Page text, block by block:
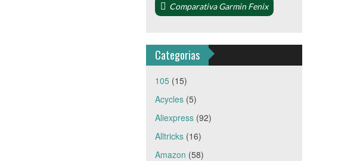
Comparativa Garmin Fenix
Categorias
105(15)
Acycles(5)
Aliexpress(92)
Alltricks(16)
Amazon (58)